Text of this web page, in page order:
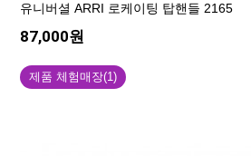
유니버셜 ARRI 로케이팅 탑핸들 2165
87,000원
제품 체험매장(1)